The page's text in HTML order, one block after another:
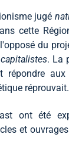
jugé
cette
du
capitalistes. La
aux
réprouvait.
ont été
et